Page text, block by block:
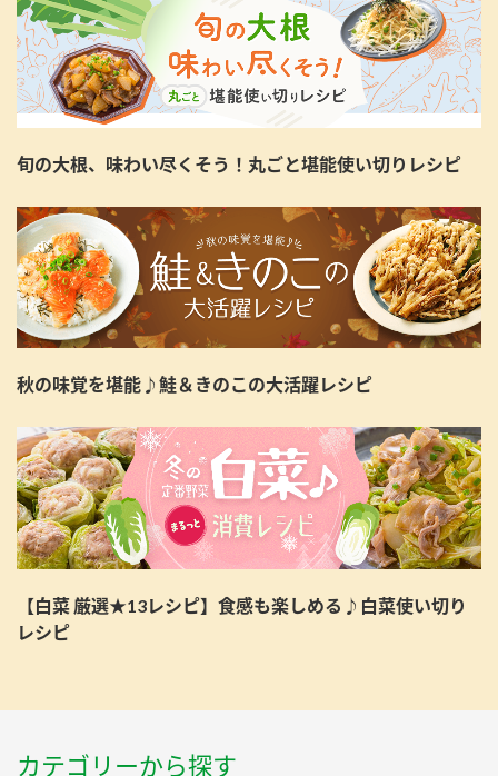
旬の大根、味わい尽くそう！丸ごと堪能使い切りレシピ
秋の味覚を堪能♪鮭＆きのこの大活躍レシピ
【白菜 厳選★13レシピ】食感も楽しめる♪白菜使い切り
レシピ
カテゴリーから探す